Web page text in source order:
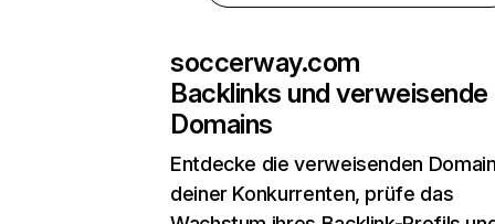
soccerway.com
Backlinks und verweisende
Domains
Entdecke die verweisenden
deiner Konkurrenten, prüfe das